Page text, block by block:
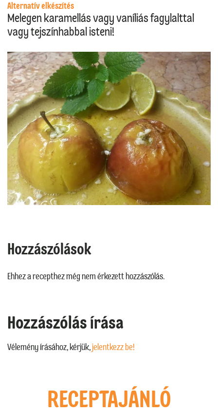
Alternatív elkészítés
Melegen karamellás vagy vaníliás fagylalttal
vagy tejszínhabbal isteni!
Hozzászólások
Ehhez a recepthez még nem érkezett hozzászólás.
Hozzászólás írása
Vélemény írásához, kérjük,jelentkezz be!
RECEPTAJÁNLÓ